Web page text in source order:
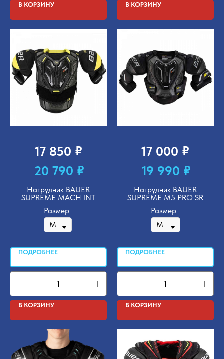
В КОРЗИНУ В КОРЗИНУ
17 850 ₽
20 790 ₽
Нагрудник BAUER
SUPREME MACH INT
Размер
ПОДРОБНЕЕ
В КОРЗИНУ
17 000 ₽
19 990 ₽
Нагрудник BAUER
SUPREME M5 PRO SR
Размер
ПОДРОБНЕЕ
В КОРЗИНУ